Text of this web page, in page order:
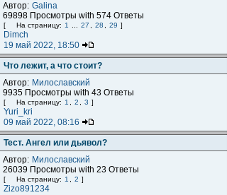
Автор: Galina
69898 Просмотры with 574 Ответы
[ На страницу: 1 27 28 29 ]
Dimch
19 май 2022, 18:50
Что лежит, а что стоит?
Автор: Милославский
9935 Просмотры with 43 Ответы
[ На страницу: 1 2 3 ]
Yuri_kri
09 май 2022, 08:16
Тест. Ангел или дьявол?
Автор: Милославский
26039 Просмотры with 23 Ответы
[ На страницу: 1 2 ]
Zizo891234